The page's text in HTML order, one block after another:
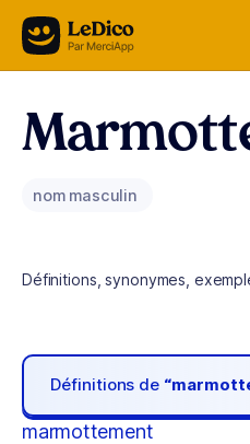
Aller au contenu
nom masculin
Définitions, synonymes,
Définitions de
marmottement